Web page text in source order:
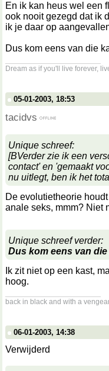
En ik kan heus wel een
ook nooit gezegd dat ik
ik je daar op
Dus kom eens van die
Dream as if you'll live forever,
05-01-2003, 18:53
tacidvs
Unique schreef:
[BVerder zie ik een
contact' en 'gemaakt
nu uitlegt, ben ik het
De evolutietheorie
anale seks, mmm? Niet
Unique schreef verder:
Dus kom eens van die
Ik zit niet op een kast,
hoog.
back in black and with a
06-01-2003, 14:38
Verwijderd